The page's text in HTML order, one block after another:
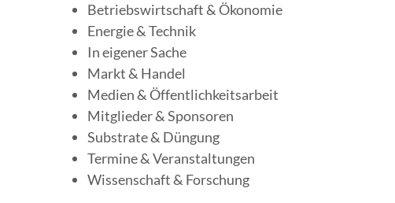
Betriebswirtschaft & Ökonomie
Energie & Technik
In eigener Sache
Markt & Handel
Medien & Öffentlichkeitsarbeit
Mitglieder & Sponsoren
Substrate & Düngung
Termine & Veranstaltungen
Wissenschaft & Forschung